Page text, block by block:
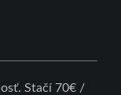
Stačí 70€ /